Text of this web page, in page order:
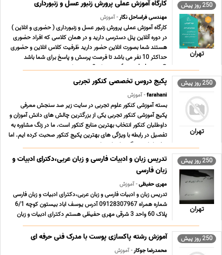
250 روز پیش
تهران
کارگاه آموزش عملی پرورش زنبور عسل و زنبورداری
مهندسی فراساحل نگار- آموزش
کارگاه آموزش عملی پرورش زنبور عسل و زنبورداری ( حضوری و انلاین )
در دوره آنلاین پنل دسترسی دارید و در همان کلاسی که افراد حضوری
هستند شما بصورت انلاین حضور دارید ظرفیت کلاس انلاین و حضوری
حداکثر 10 نفر می باشد تا فرصت پرسش و پاسخ برای شما باشد
@farasahelnegar مدت زمان 3 روز همراه ... ...
250 روز پیش
تهران
پکیج دروس تخصصی کنکور تجربی
farahani- آموزش
بسته آموزشی کنکور علوم تجربی در سایت زیر صد سنجش معرفی
پکیج آموزشی کنکور تجربی یکی از بزرگترین چالش های دانش آموزان و
داوطلبان کنکور انتخاب بهترین منابع کنکور است. ما در زنگ مشاوره به
تفصیل در رابطه با ویژگی های بهترین پکیج کنکور صحبت کرده ایم. اما
برخی از این ویژگی ها عبارتند از ... ...
250 روز پیش
تهران
تدریس زبان و ادبیات فارسی و زبان عربی،دکترای ادبیات و
زبان فارسی
مهری حفیظی- آموزش
تدریس زبان و ادبیات فارسی و زبان عربی،دکترای ادبیات و زبان فارسی
شماره همراه 09128307967 آدرس یوسف اباد بیستون کوچه 6/1
پلاک 60 واحد 3 شرقی مهری حفیظی هستم دکترای ادبیات و زبان
فارسی و کارشناس ارشد روانشناسی بالینی و مولف چند جلد کتاب در
زمینه ی ادبیات فارسی و مولف کتاب روانشنا ... ...
250 روز پیش آموزش رشته پاکسازی پوست با مدرک فنی حرفه ای
محمدرضا جوکار- آموزش